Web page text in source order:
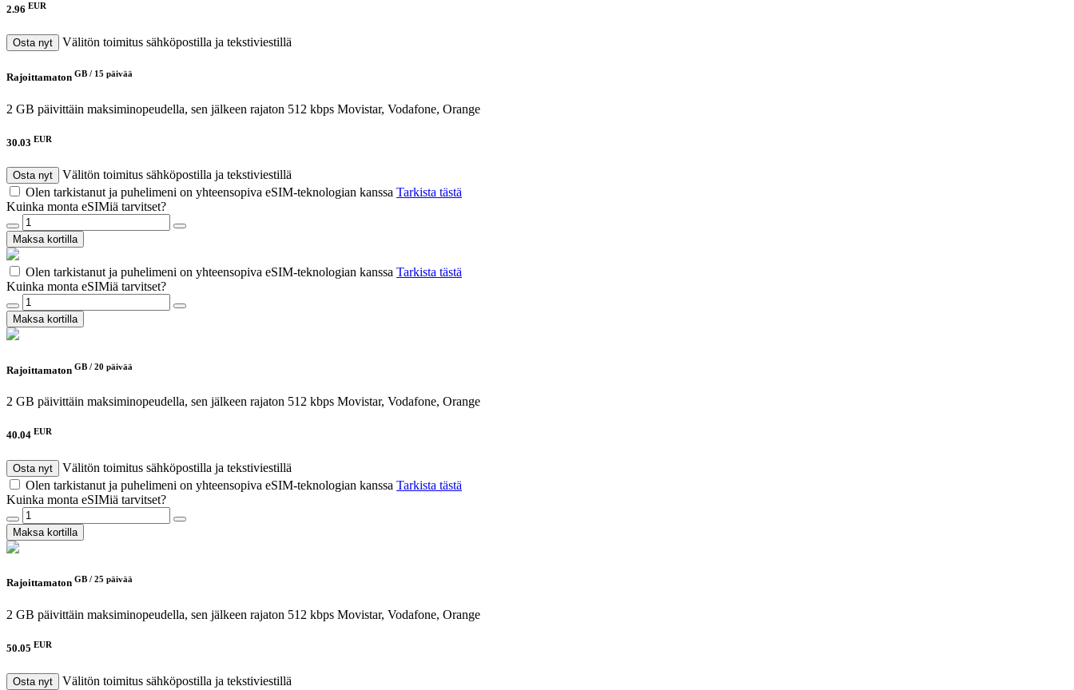
2.96 EUR
Osta nyt Välitön toimitus sähköpostilla ja tekstiviestillä
Rajoittamaton GB / 15 päivää
2 GB päivittäin maksiminopeudella, sen jälkeen rajaton 512 kbps Movistar, Vodafone, Orange
30.03 EUR
Osta nyt
Välitön toimitus sähköpostilla ja tekstiviestillä
Olen tarkistanut ja puhelimeni on yhteensopiva eSIM-teknologian kanssa Tarkista tästä
Kuinka monta eSIMiä tarvitset?
Maksa kortilla
Olen tarkistanut ja puhelimeni on yhteensopiva eSIM-teknologian kanssa Tarkista tästä
Kuinka monta eSIMiä tarvitset?
Maksa kortilla
Rajoittamaton GB / 20 päivää
2 GB päivittäin maksiminopeudella, sen jälkeen rajaton 512 kbps Movistar, Vodafone, Orange
40.04 EUR
Osta nyt
Välitön toimitus sähköpostilla ja tekstiviestillä
Olen tarkistanut ja puhelimeni on yhteensopiva eSIM-teknologian kanssa Tarkista tästä
Kuinka monta eSIMiä tarvitset?
Maksa kortilla
Rajoittamaton GB / 25 päivää
2 GB päivittäin maksiminopeudella, sen jälkeen rajaton 512 kbps Movistar, Vodafone, Orange
50.05 EUR
Osta nyt
Välitön toimitus sähköpostilla ja tekstiviestillä